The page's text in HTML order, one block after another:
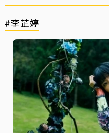
#李芷婷